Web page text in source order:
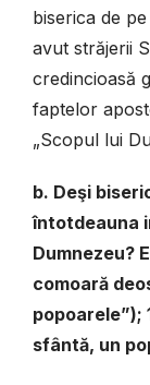
biserica de
avut străjerii
credincioasă
faptelor
„Scopul lui
b. Deşi
întotdeauna
Dumnezeu?
comoară
popoarele”);
sfântă, un